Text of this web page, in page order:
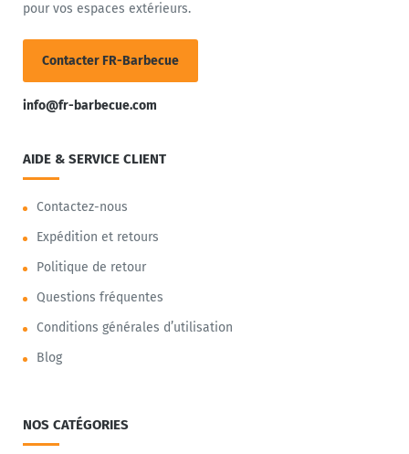
pour vos espaces extérieurs.
Contacter FR-Barbecue
info@fr-barbecue.com
AIDE & SERVICE CLIENT
Contactez-nous
Expédition et retours
Politique de retour
Questions fréquentes
Conditions générales d’utilisation
Blog
NOS CATÉGORIES